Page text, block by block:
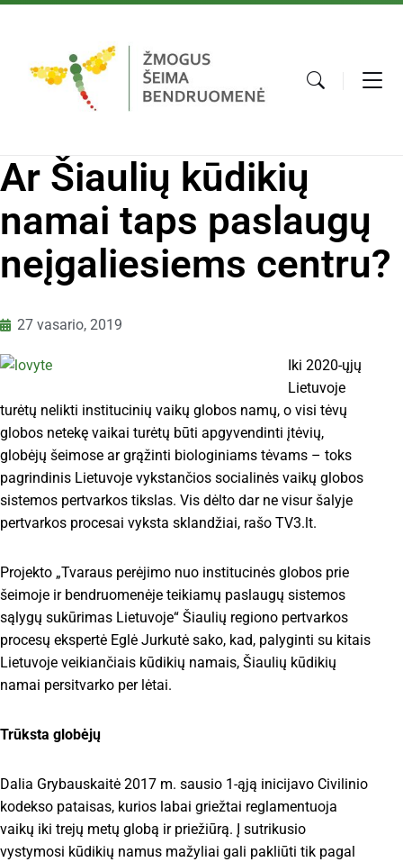
Ar Šiaulių kūdikių
namai taps paslaugų
neįgaliesiems centru?
27 vasario, 2019
Iki 2020-ųjų
Lietuvoje
turėtų nelikti institucinių vaikų globos namų, o visi tėvų
globos netekę vaikai turėtų būti apgyvendinti įtėvių,
globėjų šeimose ar grąžinti biologiniams tėvams – toks
pagrindinis Lietuvoje vykstančios socialinės vaikų globos
sistemos pertvarkos tikslas. Vis dėlto dar ne visur šalyje
pertvarkos procesai vyksta sklandžiai, rašo TV3.lt.
Projekto „Tvaraus perėjimo nuo institucinės globos prie
šeimoje ir bendruomenėje teikiamų paslaugų sistemos
sąlygų sukūrimas Lietuvoje“ Šiaulių regiono pertvarkos
procesų ekspertė Eglė Jurkutė sako, kad, palyginti su kitais
Lietuvoje veikiančiais kūdikių namais, Šiaulių kūdikių
namai persitvarko per lėtai.
Trūksta globėjų
Dalia Grybauskaitė 2017 m. sausio 1-ąją inicijavo Civilinio
kodekso pataisas, kurios labai griežtai reglamentuoja
vaikų iki trejų metų globą ir priežiūrą. Į sutrikusio
vystymosi kūdikių namus mažyliai gali pakliūti tik pagal